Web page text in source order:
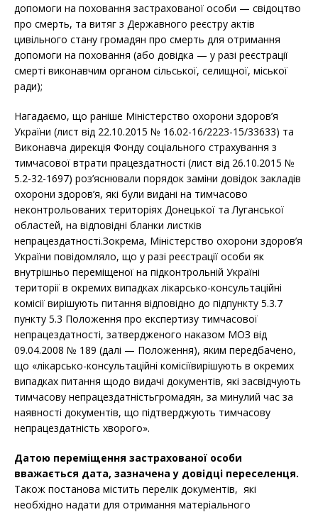
допомоги на поховання застрахованої особи — свідоцтво
про смерть, та витяг з Державного реєстру актів
цивільного стану громадян про смерть для отримання
допомоги на поховання (або довідка — у разі реєстрації
смерті виконавчим органом сільської, селищної, міської
ради);
Нагадаємо, що раніше Міністерство охорони здоров’я
України (лист від 22.10.2015 № 16.02-16/2223-15/33633) та
Виконавча дирекція Фонду соціального страхування з
тимчасової втрати працездатності (лист від 26.10.2015 №
5.2-32-1697) роз’яснювали порядок заміни довідок закладів
охорони здоров’я, які були видані на тимчасово
неконтрольованих територіях Донецької та Луганської
областей, на відповідні бланки листків
непрацездатності.Зокрема, Міністерство охорони здоров’я
України повідомляло, що у разі реєстрації особи як
внутрішньо переміщеної на підконтрольній Україні
території в окремих випадках лікарсько-консультаційні
комісії вирішують питання відповідно до підпункту 5.3.7
пункту 5.3 Положення про експертизу тимчасової
непрацездатності, затвердженого наказом МОЗ від
09.04.2008 № 189 (далі — Положення), яким передбачено,
що «лікарсько-консультаційні комісіївирішують в окремих
випадках питання щодо видачі документів, які засвідчують
тимчасову непрацездатністьгромадян, за минулий час за
наявності документів, що підтверджують тимчасову
непрацездатність хворого».
Датою переміщення застрахованої особи
вважається дата, зазначена у довідці переселенця.
Також постанова містить перелік документів, які
необхідно надати для отримання матеріального